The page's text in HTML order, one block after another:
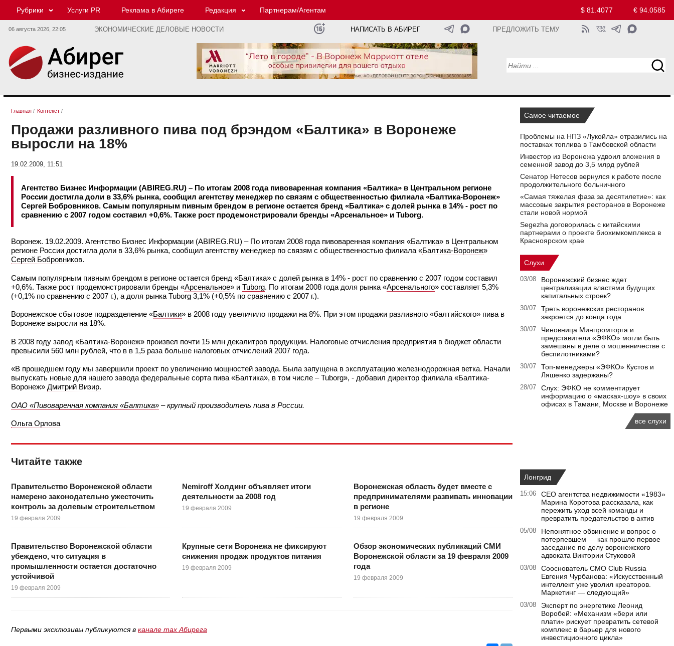
Рубрики Услуги PR Реклама в Абиреге Редакция Партнерам/Агентам $ 81.4077 € 94.0585
06 августа 2026, 22:05 ЭКОНОМИЧЕСКИЕ ДЕЛОВЫЕ НОВОСТИ НАПИСАТЬ В АБИРЕГ ПРЕДЛОЖИТЬ ТЕМУ
Главная / Контекст /
Продажи разливного пива под брэндом «Балтика» в Воронеже
выросли на 18%
19.02.2009, 11:51
Агентство Бизнес Информации (ABIREG.RU) – По итогам 2008 года пивоваренная компания «Балтика» в Центральном регионе
России достигла доли в 33,6% рынка, сообщил агентству менеджер по связям с общественностью филиала «Балтика-Воронеж»
Сергей Бобровников. Самым популярным пивным брендом в регионе остается бренд «Балтика» с долей рынка в 14% - рост по
сравнению с 2007 годом составил +0,6%. Также рост продемонстрировали бренды «Арсенальное» и Tuborg.
Воронеж. 19.02.2009. Агентство Бизнес Информации (ABIREG.RU) – По итогам 2008 года пивоваренная компания «Балтика» в Центральном
регионе России достигла доли в 33,6% рынка, сообщил агентству менеджер по связям с общественностью филиала «Балтика-Воронеж»
Сергей Бобровников.
Самым популярным пивным брендом в регионе остается бренд «Балтика» с долей рынка в 14% - рост по сравнению с 2007 годом составил
+0,6%. Также рост продемонстрировали бренды «Арсенальное» и Tuborg. По итогам 2008 года доля рынка «Арсенального» составляет 5,3%
(+0,1% по сравнению с 2007 г.), а доля рынка Tuborg 3,1% (+0,5% по сравнению с 2007 г.).
Воронежское сбытовое подразделение «Балтики» в 2008 году увеличило продажи на 8%. При этом продажи разливного «балтийского» пива в
Воронеже выросли на 18%.
В 2008 году завод «Балтика-Воронеж» произвел почти 15 млн декалитров продукции. Налоговые отчисления предприятия в бюджет области
превысили 560 млн рублей, что в в 1,5 раза больше налоговых отчислений 2007 года.
«В прошедшем году мы завершили проект по увеличению мощностей завода. Была запущена в эксплуатацию железнодорожная ветка. Начали
выпускать новые для нашего завода федеральные сорта пива «Балтика», в том числе – Tuborg», - добавил директор филиала «Балтика-
Воронеж» Дмитрий Визир.
ОАО «Пивоваренная компания «Балтика» – крупный производитель пива в России.
Ольга Орлова
Читайте также
Правительство Воронежской области
намерено законодательно ужесточить
контроль за долевым строительством
19 февраля 2009
Nemiroff Холдинг объявляет итоги
деятельности за 2008 год
19 февраля 2009
Воронежская область будет вместе с
предпринимателями развивать инновации
в регионе
19 февраля 2009
Правительство Воронежской области
убеждено, что ситуация в
промышленности остается достаточно
устойчивой
19 февраля 2009
Крупные сети Воронежа не фиксируют
снижения продаж продуктов питания
19 февраля 2009
Обзор экономических публикаций СМИ
Воронежской области за 19 февраля 2009
года
19 февраля 2009
Первыми эксклюзивы публикуются в канале max Абирега
Самое читаемое
Проблемы на НПЗ «Лукойла» отразились на
поставках топлива в Тамбовской области
Инвестор из Воронежа удвоил вложения в
семенной завод до 3,5 млрд рублей
Сенатор Нетесов вернулся к работе после
продолжительного больничного
«Самая тяжелая фаза за десятилетие»: как
массовые закрытия ресторанов в Воронеже
стали новой нормой
Segezha договорилась с китайскими
партнерами о проекте биохимкомплекса в
Красноярском крае
Слухи
03/08
Воронежский бизнес ждет
централизации властями будущих
капитальных строек?
30/07
Треть воронежских ресторанов
закроется до конца года
30/07
Чиновница Минпромторга и
представители «ЭФКО» могли быть
замешаны в деле о мошенничестве с
беспилотниками?
30/07
Топ-менеджеры «ЭФКО» Кустов и
Ляшенко задержаны?
28/07
Слух: ЭФКО не комментирует
информацию о «масках-шоу» в своих
офисах в Тамани, Москве и Воронеже
все слухи
Лонгрид
15:06
CEO агентства недвижимости «1983»
Марина Коротова рассказала, как
пережить уход всей команды и
превратить предательство в актив
05/08
Непонятное обвинение и вопрос о
потерпевшем — как прошло первое
заседание по делу воронежского
адвоката Виктории Стуковой
03/08
Сооснователь CMO Club Russia
Евгения Чурбанова: «Искусственный
интеллект уже уволил креаторов.
Маркетинг — следующий»
03/08
Эксперт по энергетике Леонид
Воробей: «Механизм «бери или
плати» рискует превратить сетевой
комплекс в барьер для нового
инвестиционного цикла»